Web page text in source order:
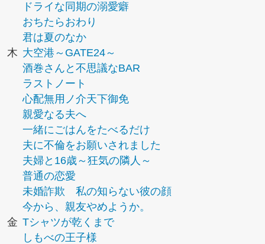
ドライな同期の溺愛癖
おちたらおわり
君は夏のなか
木 大空港～GATE24～
酒巻さんと不思議なBAR
ラストノート
心配無用ノ介天下御免
親愛なる夫へ
一緒にごはんをたべるだけ
夫に不倫をお願いされました
夫婦と16歳～狂気の隣人～
普通の恋愛
未婚詐欺 私の知らない彼の顔
今から、親友やめようか。
金 Tシャツが乾くまで
しもべの王子様